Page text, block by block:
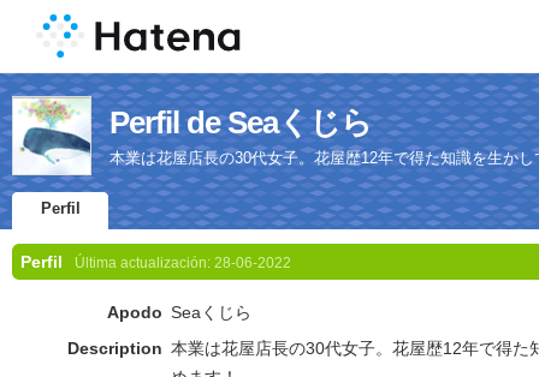
Perfil de Seaくじら
本業は花屋店長の30代女子。花屋歴12年で得た知識を生か
Perfil
Perfil Última actualización: 28-06-2022
Apodo Seaくじら
Description 本業は花屋店長の30代女子。花屋歴12年で得た